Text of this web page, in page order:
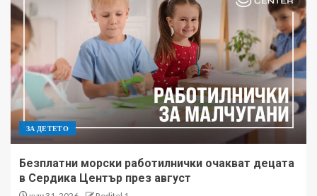
ЗА ДЕТЕТО
Безплатни морски работилнички очакват децата
в Сердика Център през август